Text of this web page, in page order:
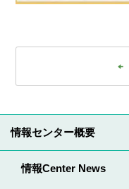
情報センター概要
情報Center News